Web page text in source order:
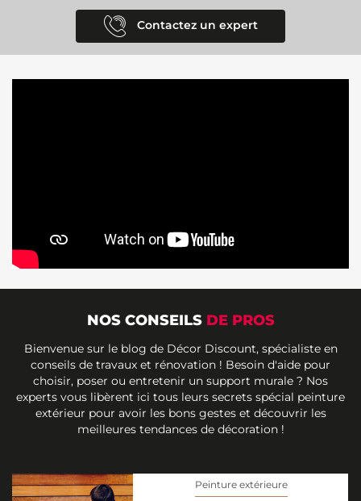
Contactez un expert
NOS CONSEILS DE PROS
Bienvenue sur le blog de Décor Discount, spécialiste en
conseils de travaux et rénovation ! Besoin d'aide pour
choisir, poser ou entretenir un support murale ? Nos
experts vous libèrent ici tous leurs secrets spécial peinture
extérieur pour avoir les bons gestes et découvrir les
meilleures tendances de décoration !
Peinture extérieure